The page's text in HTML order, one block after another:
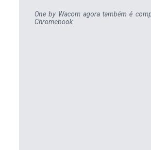
One by Wacom agora também é
Chromebook